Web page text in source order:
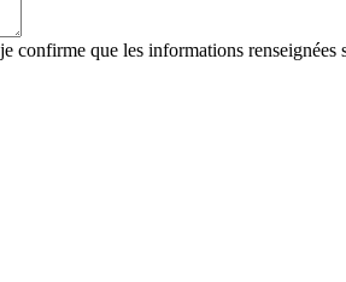
confirme que les informations renseignées